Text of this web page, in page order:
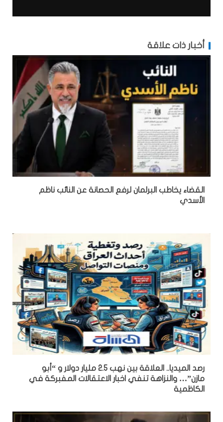
أخبار ذات علاقة
القضاء يخاطب البرلمان لرفع الحصانة عن النائب ناظم
الأسدي
رصد الميديا.. العلاقة بين نهب 2.5 مليار دولار و “أبو
مازن”… والنزاهة تنفي اخبار الاعتقالات المفبركة في
الكاظمية